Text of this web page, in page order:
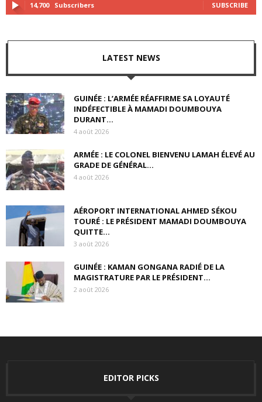
14,700 Subscribers SUBSCRIBE
LATEST NEWS
GUINÉE : L’ARMÉE RÉAFFIRME SA LOYAUTÉ
INDÉFECTIBLE À MAMADI DOUMBOUYA
DURANT...
4 août 2026
ARMÉE : LE COLONEL BIENVENU LAMAH ÉLEVÉ AU
GRADE DE GÉNÉRAL...
4 août 2026
AÉROPORT INTERNATIONAL AHMED SÉKOU
TOURÉ : LE PRÉSIDENT MAMADI DOUMBOUYA
QUITTE...
3 août 2026
GUINÉE : KAMAN GONGANA RADIÉ DE LA
MAGISTRATURE PAR LE PRÉSIDENT...
2 août 2026
EDITOR PICKS